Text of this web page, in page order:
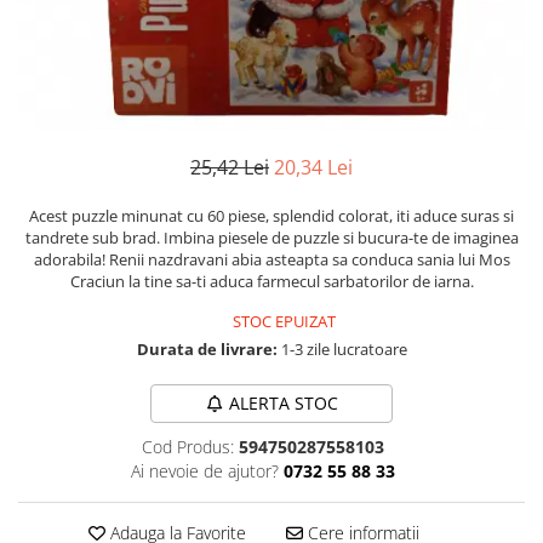
SelfHealing
Vindecare Spirituala
Senzatii/Thriller
SF & Fantasy
Instrumente si Truse Geometrie
Seturi scolare
COLOREAZA CU PRIETENII
Pot desena minunat
Sa coloram cu Nicol
Codul copiilor de succes
Copii 0-7 ani
Clubul Premiantilor
Super pitici 2-5 ani
Dezvoltare personala
Kids Book Club
Legende istorice
Literatura Scolara
Puzzle 3D Lemn
25,42 Lei20,34 Lei
Acest puzzle minunat cu 60 piese, splendid colorat, iti aduce suras si
tandrete sub brad. Imbina piesele de puzzle si bucura-te de imaginea
adorabila! Renii nazdravani abia asteapta sa conduca sania lui Mos
Craciun la tine sa-ti aduca farmecul sarbatorilor de iarna.
STOC EPUIZAT
Durata de livrare: 1-3 zile lucratoare
ALERTA STOC
Cod Produs: 594750287558103
Ai nevoie de ajutor? 0732 55 88 33
Adauga la Favorite Cere informatii